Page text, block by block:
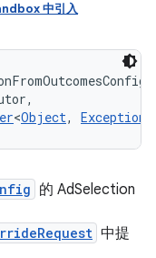
中引入
<Object, Exception
的 AdSelection
中提